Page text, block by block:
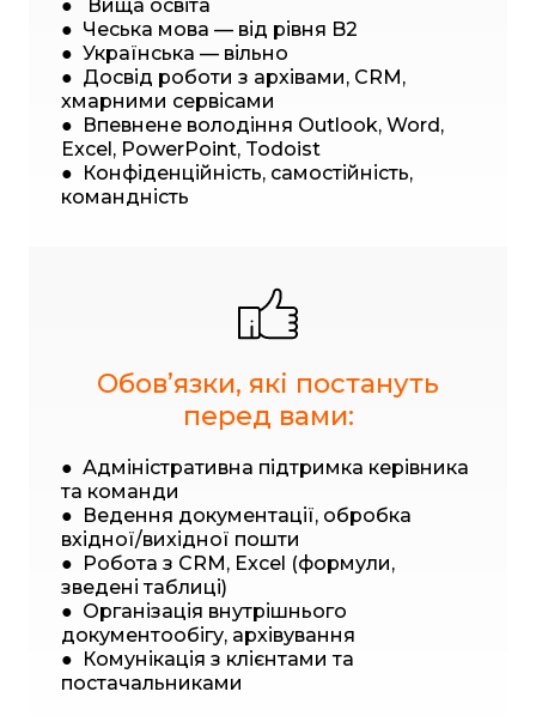
● Вища освіта
● Чеська мова — від рівня B2
● Українська — вільно
● Досвід роботи з архівами, CRM,
хмарними сервісами
● Впевнене володіння Outlook, Word,
Excel, PowerPoint, Todoist
● Конфіденційність, самостійність,
командність
Обовʼязки, які постануть
перед вами:
● Адміністративна підтримка керівника
та команди
● Ведення документації, обробка
вхідної/вихідної пошти
● Робота з CRM, Excel (формули,
зведені таблиці)
● Організація внутрішнього
документообігу, архівування
● Комунікація з клієнтами та
постачальниками